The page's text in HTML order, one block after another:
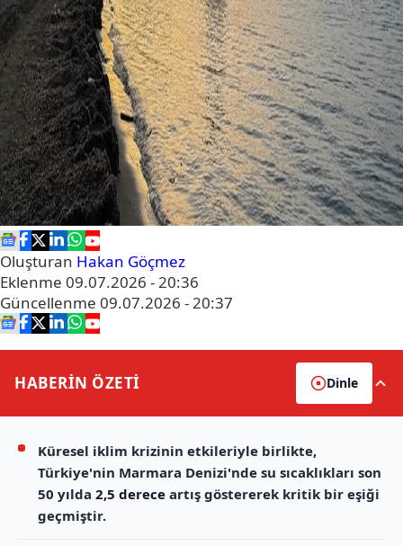
Oluşturan Hakan Göçmez
Eklenme 09.07.2026 - 20:36
Güncellenme 09.07.2026 - 20:37
HABERİN ÖZETİ Dinle
Küresel iklim krizinin etkileriyle birlikte,
Türkiye'nin Marmara Denizi'nde su sıcaklıkları son
50 yılda 2,5 derece artış göstererek kritik bir eşiği
geçmiştir.